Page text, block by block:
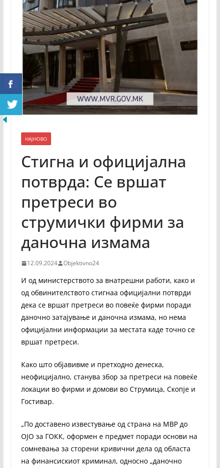
НАЈНОВО
Стигна и официјална
потврда: Се вршат
претреси во
струмички фирми за
даночна измама
12.09.2024 Objektivno24
И од министерството за внатрешни работи, како и
од обвинителствoто стигнаа официјални потврди
дека се вршат претреси во повеќе фирми поради
даночно затајување и даночна измама, но нема
официјални информации за местата каде точно се
вршат претреси.
Како што објавивме и претходно денеска,
неофицијално, станува збор за претреси на повеќе
локации во фирми и домови во Струмица, Скопје и
Гостивар.
„По доставено известување од страна на МВР до
ОЈО за ГОКК, оформен е предмет поради основи на
сомневања за сторени кривични дела од областа
на финансискиот криминал, односно „даночно